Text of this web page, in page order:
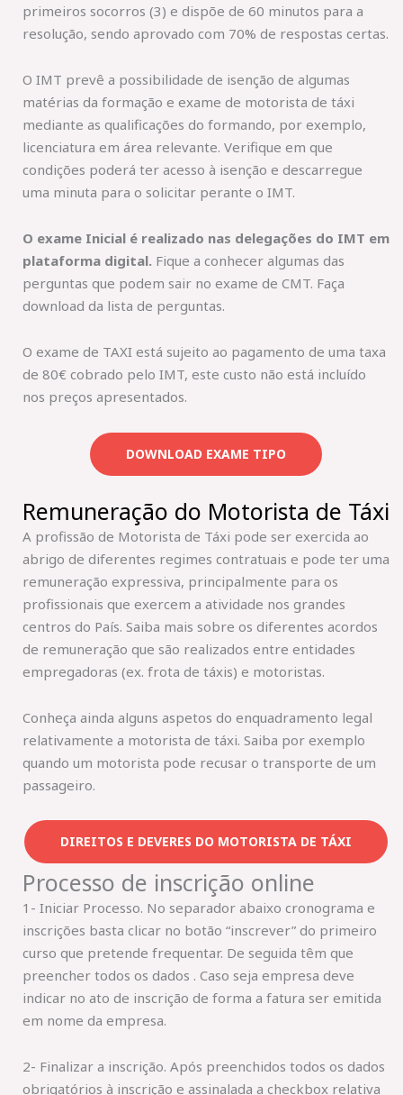
primeiros socorros (3) e dispõe de 60 minutos para a
resolução, sendo aprovado com 70% de respostas certas.
O IMT prevê a possibilidade de isenção de algumas
matérias da formação e exame de motorista de táxi
mediante as qualificações do formando, por exemplo,
licenciatura em área relevante. Verifique em que
condições poderá ter acesso à isenção e descarregue
uma minuta para o solicitar perante o IMT.
O exame Inicial é realizado nas delegações do IMT em
plataforma digital. Fique a conhecer algumas das
perguntas que podem sair no exame de CMT. Faça
download da lista de perguntas.
O exame de TAXI está sujeito ao pagamento de uma taxa
de 80€ cobrado pelo IMT, este custo não está incluído
nos preços apresentados.
DOWNLOAD EXAME TIPO
Remuneração do Motorista de Táxi
A profissão de Motorista de Táxi pode ser exercida ao
abrigo de diferentes regimes contratuais e pode ter uma
remuneração expressiva, principalmente para os
profissionais que exercem a atividade nos grandes
centros do País. Saiba mais sobre os diferentes acordos
de remuneração que são realizados entre entidades
empregadoras (ex. frota de táxis) e motoristas.
Conheça ainda alguns aspetos do enquadramento legal
relativamente a motorista de táxi. Saiba por exemplo
quando um motorista pode recusar o transporte de um
passageiro.
DIREITOS E DEVERES DO MOTORISTA DE TÁXI
Processo de inscrição online
1- Iniciar Processo. No separador abaixo cronograma e
inscrições basta clicar no botão “inscrever” do primeiro
curso que pretende frequentar. De seguida têm que
preencher todos os dados . Caso seja empresa deve
indicar no ato de inscrição de forma a fatura ser emitida
em nome da empresa.
2- Finalizar a inscrição. Após preenchidos todos os dados
obrigatórios à inscrição e assinalada a checkbox relativa